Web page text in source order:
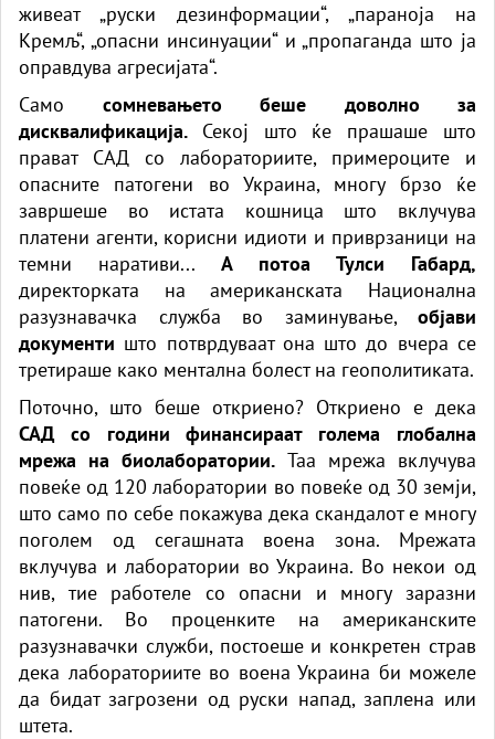
живеат „руски дезинформации“, „параноја на
Кремљ“, „опасни инсинуации“ и „пропаганда што ја
оправдува агресијата“.
Само сомневањето беше доволно за
дисквалификација. Секој што ќе прашаше што
прават САД со лабораториите, примероците и
опасните патогени во Украина, многу брзо ќе
завршеше во истата кошница што вклучува
платени агенти, корисни идиоти и приврзаници на
темни наративи... А потоа Тулси Габард,
директорката на американската Национална
разузнавачка служба во заминување, објави
документи што потврдуваат она што до вчера се
третираше како ментална болест на геополитиката.
Поточно, што беше откриено? Откриено е дека
САД со години финансираат голема глобална
мрежа на биолаборатории. Таа мрежа вклучува
повеќе од 120 лаборатории во повеќе од 30 земји,
што само по себе покажува дека скандалот е многу
поголем од сегашната воена зона. Мрежата
вклучува и лаборатории во Украина. Во некои од
нив, тие работеле со опасни и многу заразни
патогени. Во проценките на американските
разузнавачки служби, постоеше и конкретен страв
дека лабораториите во воена Украина би можеле
да бидат загрозени од руски напад, заплена или
штета.